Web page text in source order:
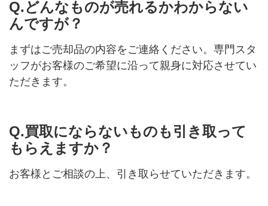
Q.どんなものが売れるかわからない
んですが？
まずはご売却品の内容をご連絡ください。専門スタ
ッフがお客様のご希望に沿って親身に対応させてい
ただきます。
Q.買取にならないものも引き取って
もらえますか？
お客様とご相談の上、引き取らせていただきます。